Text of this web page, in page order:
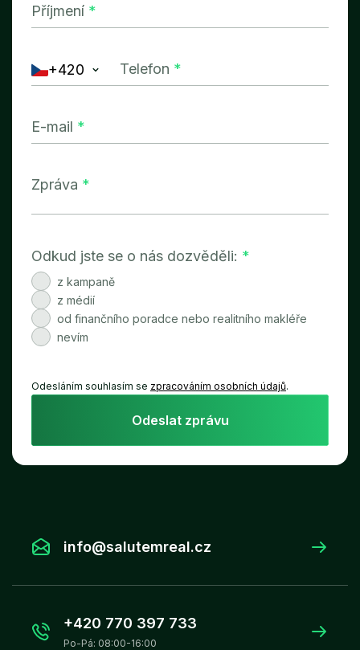
Příjmení *
Telefon *
+420
E-mail *
Zpráva *
Odkud jste se o nás dozvěděli: *
z kampaně
z médií
od finančního poradce nebo realitního makléře
nevím
Odesláním souhlasím se zpracováním osobních údajů.
Odeslat zprávu
info@salutemreal.cz
+420 770 397 733
Po-Pá: 08:00-16:00